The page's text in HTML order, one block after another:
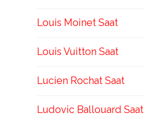
Louis Moinet Saat
Louis Vuitton Saat
Lucien Rochat Saat
Ludovic Ballouard Saat